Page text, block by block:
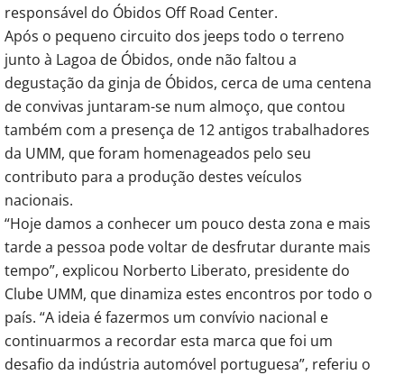
responsável do Óbidos Off Road Center.
Após o pequeno circuito dos jeeps todo o terreno
junto à Lagoa de Óbidos, onde não faltou a
degustação da ginja de Óbidos, cerca de uma centena
de convivas juntaram-se num almoço, que contou
também com a presença de 12 antigos trabalhadores
da UMM, que foram homenageados pelo seu
contributo para a produção destes veículos
nacionais.
“Hoje damos a conhecer um pouco desta zona e mais
tarde a pessoa pode voltar de desfrutar durante mais
tempo”, explicou Norberto Liberato, presidente do
Clube UMM, que dinamiza estes encontros por todo o
país. “A ideia é fazermos um convívio nacional e
continuarmos a recordar esta marca que foi um
desafio da indústria automóvel portuguesa”, referiu o